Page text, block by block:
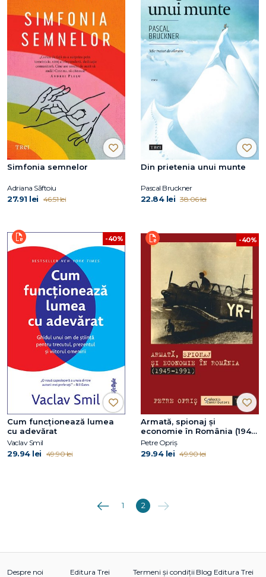
Simfonia semnelor
Adriana Săftoiu
27.91 lei 46.51 lei
Din prietenia unui munte
Pascal Bruckner
22.84 lei 38.06 lei
-40%
Cum funcționează lumea
cu adevărat
Vaclav Smil
29.94 lei 49.90 lei
-40%
Armată, spionaj și
economie în România (1945-
1991)
Petre Opriș
29.94 lei 49.90 lei
Anterioara
1 2 Următoarea
Despre noi Editura Trei Termeni și condiții Blog Editura Trei